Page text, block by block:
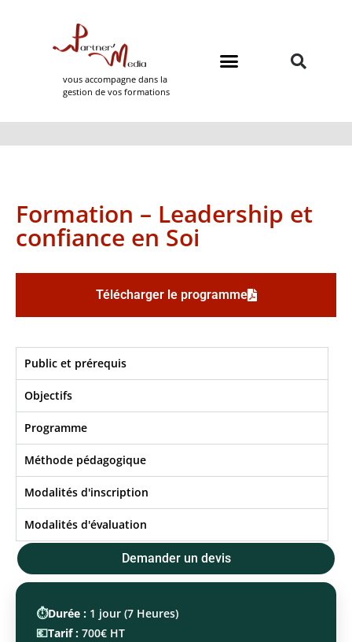
vous accompagne dans la
gestion de vos formations
Formation – Leadership et
confiance en Soi
Télécharger le programme
Public et prérequis
Objectifs​
Programme
Méthode pédagogique
Modalités d'inscription
Modalités d'évaluation
Demander un devis
⏱️Durée : 1 jour (7 Heures)
💶Tarif : 700€ HT